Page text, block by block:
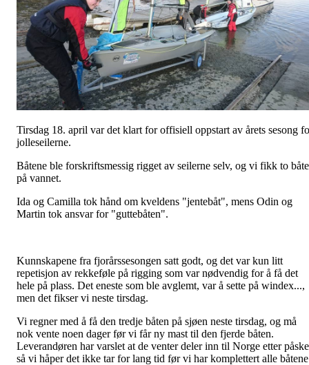
Tirsdag 18. april var det klart for offisiell oppstart av årets sesong
jolleseilerne.
Båtene ble forskriftsmessig rigget av seilerne selv, og vi fikk to
på vannet.
Ida og Camilla tok hånd om kveldens "jentebåt", mens Odin og
Martin tok ansvar for "guttebåten".
Kunnskapene fra fjorårssesongen satt godt, og det var kun litt
repetisjon av rekkeføle på rigging som var nødvendig for å få det
hele på plass. Det eneste som ble avglemt, var å sette på windex...,
men det fikser vi neste tirsdag.
Vi regner med å få den tredje båten på sjøen neste tirsdag, og må
nok vente noen dager før vi får ny mast til den fjerde båten.
Leverandøren har varslet at de venter deler inn til Norge etter
så vi håper det ikke tar for lang tid før vi har komplettert alle